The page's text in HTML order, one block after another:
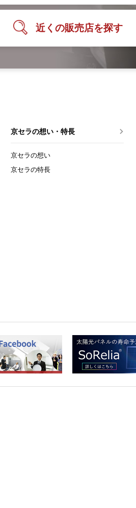
近くの販売店を探す
京セラの想い・特長
京セラの想い
京セラの特長